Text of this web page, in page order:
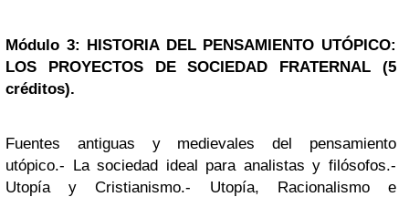
Módulo 3: HISTORIA DEL PENSAMIENTO UTÓPICO:
LOS PROYECTOS DE SOCIEDAD FRATERNAL (5
créditos).
Fuentes antiguas y medievales del pensamiento
utópico.- La sociedad ideal para analistas y filósofos.-
Utopía y Cristianismo.- Utopía, Racionalismo e